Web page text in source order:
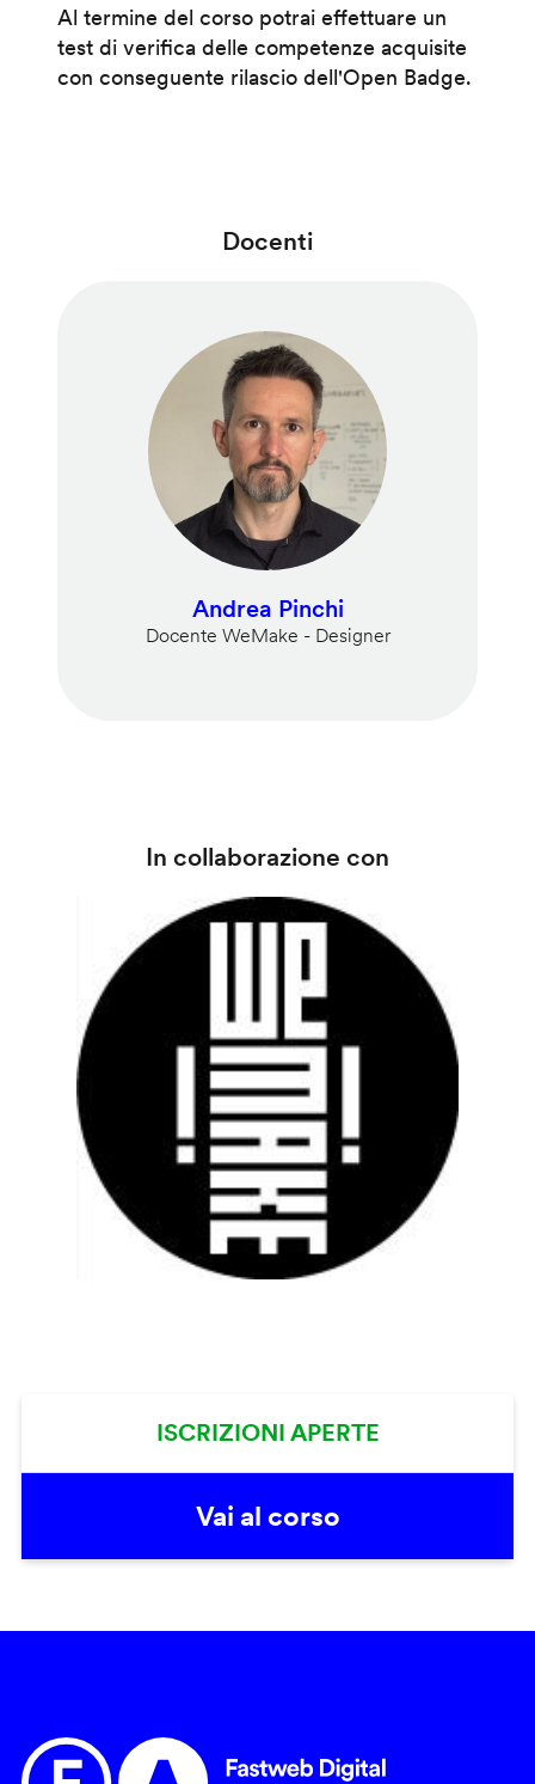
Al termine del corso potrai effettuare un
test di verifica delle competenze acquisite
con conseguente rilascio dell'Open Badge.
Docenti
Andrea Pinchi
Docente WeMake - Designer
In collaborazione con
ISCRIZIONI APERTE
Vai al corso